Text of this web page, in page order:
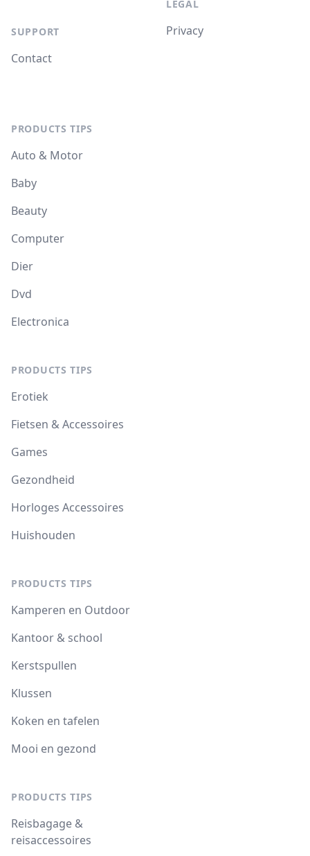
SUPPORT
Contact
LEGAL
Privacy
PRODUCTS TIPS
Auto & Motor
Baby
Beauty
Computer
Dier
Dvd
Electronica
PRODUCTS TIPS
Erotiek
Fietsen & Accessoires
Games
Gezondheid
Horloges Accessoires
Huishouden
PRODUCTS TIPS
Kamperen en Outdoor
Kantoor & school
Kerstspullen
Klussen
Koken en tafelen
Mooi en gezond
PRODUCTS TIPS
Reisbagage &
reisaccessoires